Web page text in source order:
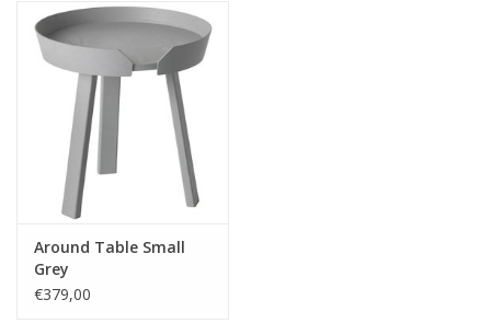
Around Table Small
Grey
€379,00